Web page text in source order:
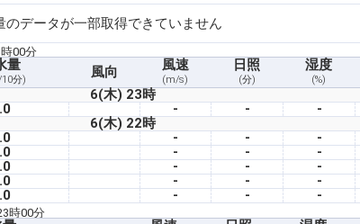
のデータが一部取得できていません
00分
量
分) 風向 風速
(m/s)
日照
(分)
湿度
(%)
6(木) 23時
- - -
6(木) 22時
- - -
- - -
- - -
- - -
- - -
時00分